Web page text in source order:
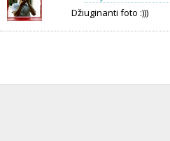
Džiuginanti foto :)))